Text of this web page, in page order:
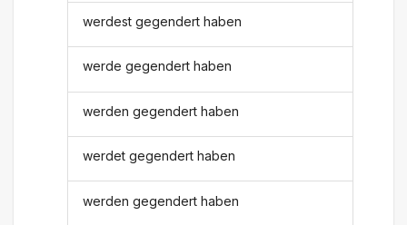
werdest gegendert haben
werde gegendert haben
werden gegendert haben
werdet gegendert haben
werden gegendert haben